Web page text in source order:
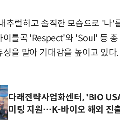
추럴하고 솔직한 모습으로 '나'
이틀곡 'Respect'와 'Soul' 등
을 맡아 기대감을 높이고 있다.
다래전략사업화센터, 'BIO
미팅 지원…K-바이오 해외 진